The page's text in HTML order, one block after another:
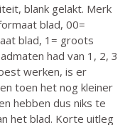
blank gelakt. Merk
blad, 00=
blad, 1= groots
had van 1, 2, 3
werken, is er
toen het nog kleiner
hebben dus niks te
het blad. Korte uitleg